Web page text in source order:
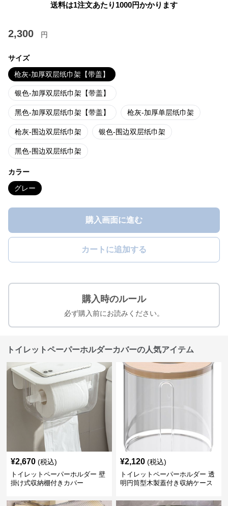
送料は1注文あたり 1000円かかります
2,300 円
サイズ
枪灰-加厚双层纸巾架【带盖】
银色-加厚双层纸巾架【带盖】
黑色-加厚双层纸巾架【带盖】 枪灰-加厚单层纸巾架
枪灰-围边双层纸巾架 银色-围边双层纸巾架
黑色-围边双层纸巾架
カラー
グレー
購入画面に進む
カートに追加する
購入時のルール
必ず購入前にお読みください。
トイレットペーパーホルダーカバーの人気アイテム
¥2,670 (税込)
トイレットペーパーホルダー 壁
掛け式収納棚付きカバー
¥2,120 (税込)
トイレットペーパーホルダー 透
明円筒型木製蓋付き収納ケース